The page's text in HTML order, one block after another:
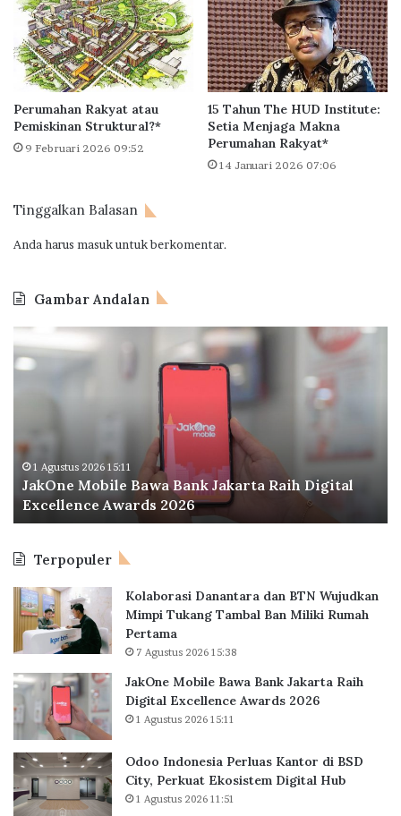
ag
T
n
s
Perumahan Rakyat atau
Pemiskinan Struktural?*
9 Februari 2026 09:52
15 Tahun The HUD Institute:
Setia Menjaga Makna
Perumahan Rakyat*
14 Januari 2026 07:06
Tinggalkan Balasan
Anda harus masukuntuk berkomentar.
Gambar Andalan
a
k
M
l
B
w
a
n
k
J
a
k
r
t
1 Agustus 2026 15:11
JakOne Mobile Bawa Bank Jakarta Raih Digital
Excellence Awards 2026
Terpopuler
Kolaborasi Danantara dan BTN Wujudkan
Mimpi Tukang Tambal Ban Miliki Rumah
Pertama
7 Agustus 2026 15:38
JakOne Mobile Bawa Bank Jakarta Raih
Digital Excellence Awards 2026
1 Agustus 2026 15:11
Odoo Indonesia Perluas Kantor di BSD
City, Perkuat Ekosistem Digital Hub
1 Agustus 2026 11:51